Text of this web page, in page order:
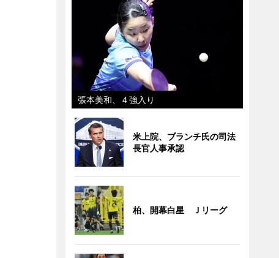
張本美和、４強入り
米上院、ブランチ氏の司法
長官人事承認
柏、開幕白星 Ｊリーグ